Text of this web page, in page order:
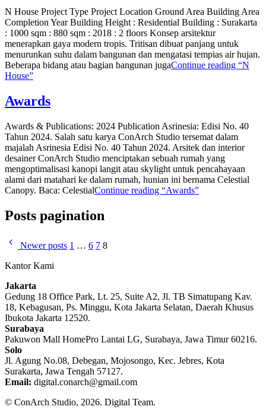
N House Project Type Project Location Ground Area Building Area
Completion Year Building Height : Residential Building : Surakarta
: 1000 sqm : 880 sqm : 2018 : 2 floors Konsep arsitektur
menerapkan gaya modern tropis. Tritisan dibuat panjang untuk
menurunkan suhu dalam bangunan dan mengatasi tempias air hujan.
Beberapa bidang atau bagian bangunan jugaContinue reading “N
House”
Awards
Awards & Publications: 2024 Publication Asrinesia: Edisi No. 40
Tahun 2024. Salah satu karya ConArch Studio tersemat dalam
majalah Asrinesia Edisi No. 40 Tahun 2024. Arsitek dan interior
desainer ConArch Studio menciptakan sebuah rumah yang
mengoptimalisasi kanopi langit atau skylight untuk pencahayaan
alami dari matahari ke dalam rumah, hunian ini bernama Celestial
Canopy. Baca: CelestialContinue reading “Awards”
Posts pagination
Newer posts 1 … 6 7 8
Kantor Kami
Jakarta
Gedung 18 Office Park, Lt. 25, Suite A2, Jl. TB Simatupang Kav.
18, Kebagusan, Ps. Minggu, Kota Jakarta Selatan, Daerah Khusus
Ibukota Jakarta 12520.
Surabaya
Pakuwon Mall HomePro Lantai LG, Surabaya, Jawa Timur 60216.
Solo
Jl. Agung No.08, Debegan, Mojosongo, Kec. Jebres, Kota
Surakarta, Jawa Tengah 57127.
Email: digital.conarch@gmail.com
© ConArch Studio, 2026. Digital Team.